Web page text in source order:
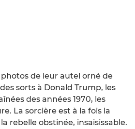
de leur autel orné de
sorts à Donald Trump, les
des années 1970, les
La sorcière est à la fois la
rebelle obstinée, insaisissable.